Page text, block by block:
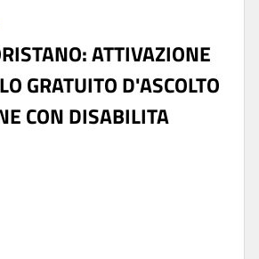
ATTIVAZIONE
GRATUITO D'ASCOLTO
CON DISABILITA